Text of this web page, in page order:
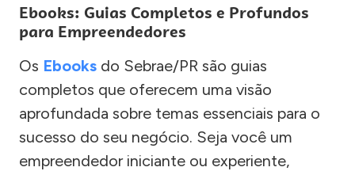
Ebooks: Guias Completos e Profundos
para Empreendedores
Os Ebooks do Sebrae/PR são guias
completos que oferecem uma visão
aprofundada sobre temas essenciais para o
sucesso do seu negócio. Seja você um
empreendedor iniciante ou experiente,